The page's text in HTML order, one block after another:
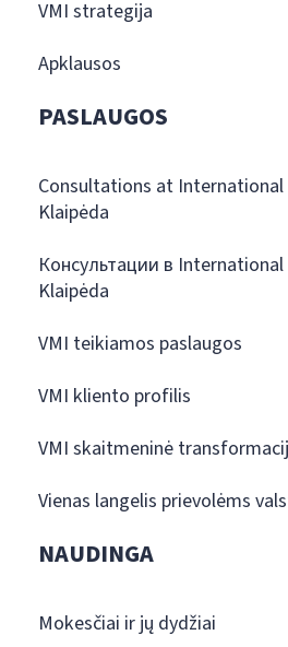
VMI strategija
Apklausos
PASLAUGOS
Consultations at International
Klaipėda
Консультации в
Klaipėda
VMI teikiamos paslaugos
VMI kliento profilis
VMI skaitmeninė
Vienas langelis prievolėms
NAUDINGA
Mokesčiai ir jų dydžiai